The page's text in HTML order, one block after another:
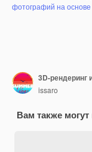
фотографий на
issaro
Вам также